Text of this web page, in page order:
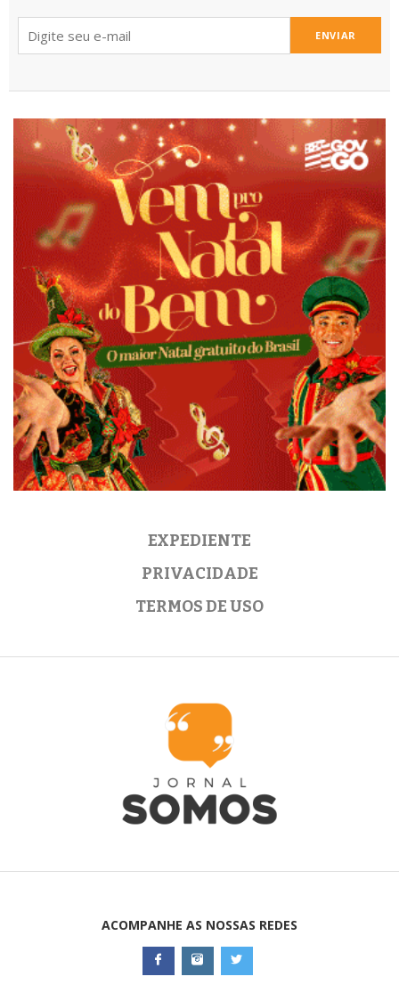
ENVIAR
EXPEDIENTE
PRIVACIDADE
TERMOS DE USO
ACOMPANHE AS NOSSAS REDES